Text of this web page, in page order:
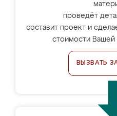
проведёт
составит проект и
стоимости
ВЫЗВАТЬ